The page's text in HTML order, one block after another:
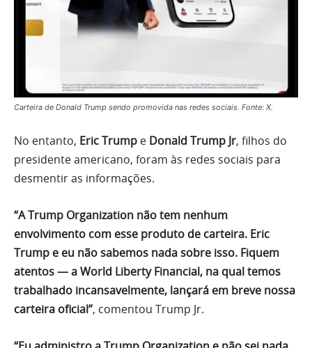
Carteira de Donald Trump sendo promovida nas redes sociais. Fonte: X.
No entanto, Eric Trump e Donald Trump Jr, filhos do
presidente americano, foram às redes sociais para
desmentir as informações.
“A Trump Organization não tem nenhum
envolvimento com esse produto de carteira. Eric
Trump e eu não sabemos nada sobre isso. Fiquem
atentos — a World Liberty Financial, na qual temos
trabalhado incansavelmente, lançará em breve nossa
carteira oficial”, comentou Trump Jr.